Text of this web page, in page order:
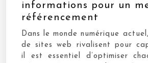
informations pour un
référencement
Dans le monde numérique
de sites web rivalisent pour
il est essentiel d’optimiser